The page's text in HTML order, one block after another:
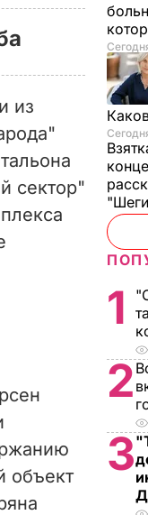
из
сектор"
объект
1
2
3